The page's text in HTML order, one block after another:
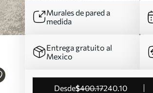
Murales de pared a
medida
Entrega gratuito al
Mexico
desde$400.17240.10